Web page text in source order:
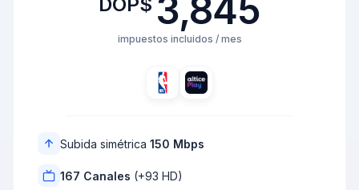
3,845
impuestos incluidos / mes
Subida simétrica 150 Mbps
167 Canales (+93 HD)